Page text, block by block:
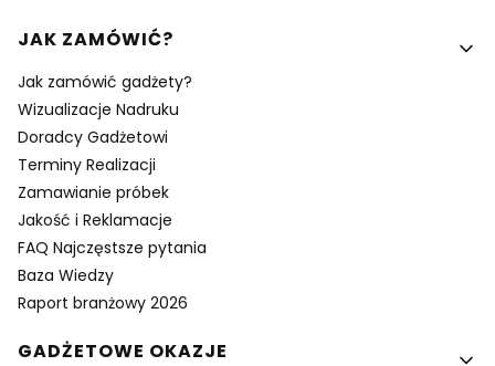
Linki w stopce
JAK ZAMÓWIĆ?
Jak zamówić gadżety?
Wizualizacje Nadruku
Doradcy Gadżetowi
Terminy Realizacji
Zamawianie próbek
Jakość i Reklamacje
FAQ Najczęstsze pytania
Baza Wiedzy
Raport branżowy 2026
GADŻETOWE OKAZJE